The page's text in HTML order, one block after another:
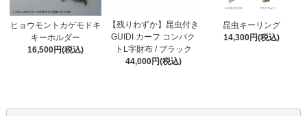
ヒョウモントカゲモドキ
キーホルダー
16,500円(税込)
【残りわずか】昆虫付き
GUIDI カーフ コンパク
トL字財布 / ブラック
44,000円(税込)
昆虫キーリング
14,300円(税込)